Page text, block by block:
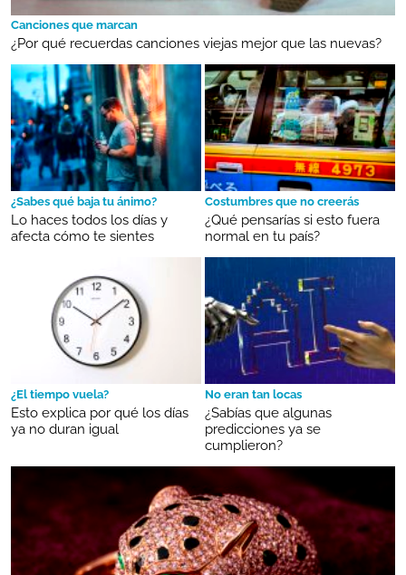
Canciones que marcan
¿Por qué recuerdas canciones viejas mejor que las nuevas?
¿Sabes qué baja tu ánimo?
Lo haces todos los días y
afecta cómo te sientes
Costumbres que no creerás
¿Qué pensarías si esto fuera
normal en tu país?
¿El tiempo vuela?
Esto explica por qué los días
ya no duran igual
No eran tan locas
¿Sabías que algunas
predicciones ya se
cumplieron?